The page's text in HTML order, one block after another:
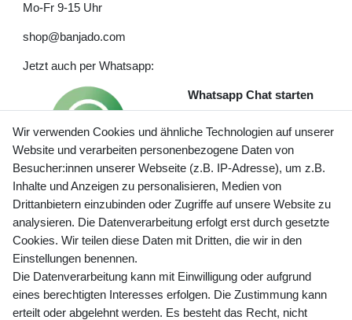
Mo-Fr 9-15 Uhr
shop@banjado.com
Jetzt auch per Whatsapp:
Whatsapp Chat starten
Preisangaben inkl. gesetzl. MwSt. und zzgl. Service- und
Versandkosten
Newsletter Anmeldung - Keine Angebote
mehr verpassen!
Wir verwenden Cookies und ähnliche Technologien auf unserer
Website und verarbeiten personenbezogene Daten von
Besucher:innen unserer Webseite (z.B. IP-Adresse), um z.B.
Inhalte und Anzeigen zu personalisieren, Medien von
Drittanbietern einzubinden oder Zugriffe auf unsere Website zu
analysieren. Die Datenverarbeitung erfolgt erst durch gesetzte
Cookies. Wir teilen diese Daten mit Dritten, die wir in den
Einstellungen benennen.
Die Datenverarbeitung kann mit Einwilligung oder aufgrund
eines berechtigten Interesses erfolgen. Die Zustimmung kann
erteilt oder abgelehnt werden. Es besteht das Recht, nicht